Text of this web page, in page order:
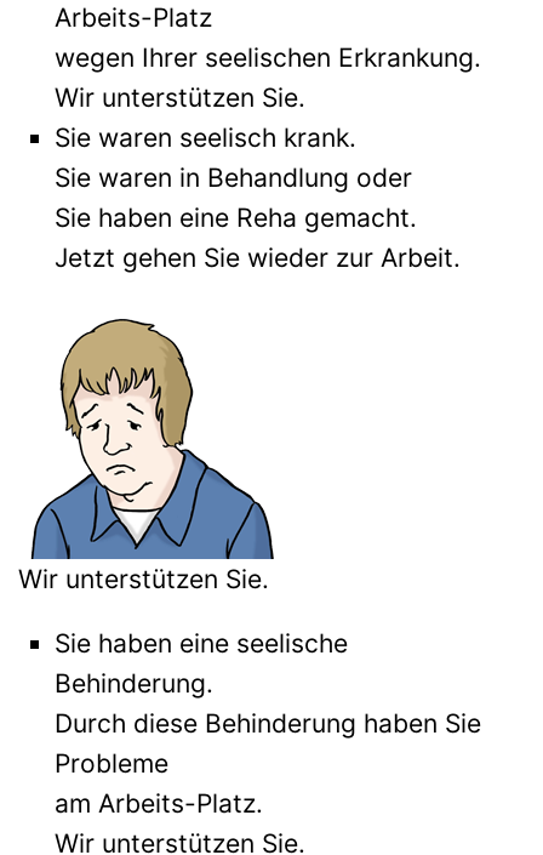
Arbeits-Platz
wegen Ihrer seelischen Erkrankung.
Wir unterstützen Sie.
Sie waren seelisch krank.
Sie waren in Behandlung oder
Sie haben eine Reha gemacht.
Jetzt gehen Sie wieder zur Arbeit.
Wir unterstützen Sie.
Sie haben eine seelische
Behinderung.
Durch diese Behinderung haben Sie
Probleme
am Arbeits-Platz.
Wir unterstützen Sie.